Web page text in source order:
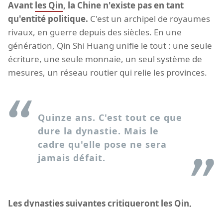
Avant les Qin, la Chine n'existe pas en tant
qu'entité politique. C'est un archipel de royaumes
rivaux, en guerre depuis des siècles. En une
génération, Qin Shi Huang unifie le tout : une seule
écriture, une seule monnaie, un seul système de
mesures, un réseau routier qui relie les provinces.
Quinze ans. C'est tout ce que
dure la dynastie. Mais le
cadre qu'elle pose ne sera
jamais défait.
Les dynasties suivantes critiqueront les Qin,